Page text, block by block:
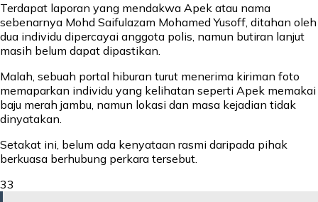
Terdapat laporan yang mendakwa Apek atau nama
sebenarnya Mohd Saifulazam Mohamed Yusoff, ditahan oleh
dua individu dipercayai anggota polis, namun butiran lanjut
masih belum dapat dipastikan.
Malah, sebuah portal hiburan turut menerima kiriman foto
memaparkan individu yang kelihatan seperti Apek memakai
baju merah jambu, namun lokasi dan masa kejadian tidak
dinyatakan.
Setakat ini, belum ada kenyataan rasmi daripada pihak
berkuasa berhubung perkara tersebut.
33